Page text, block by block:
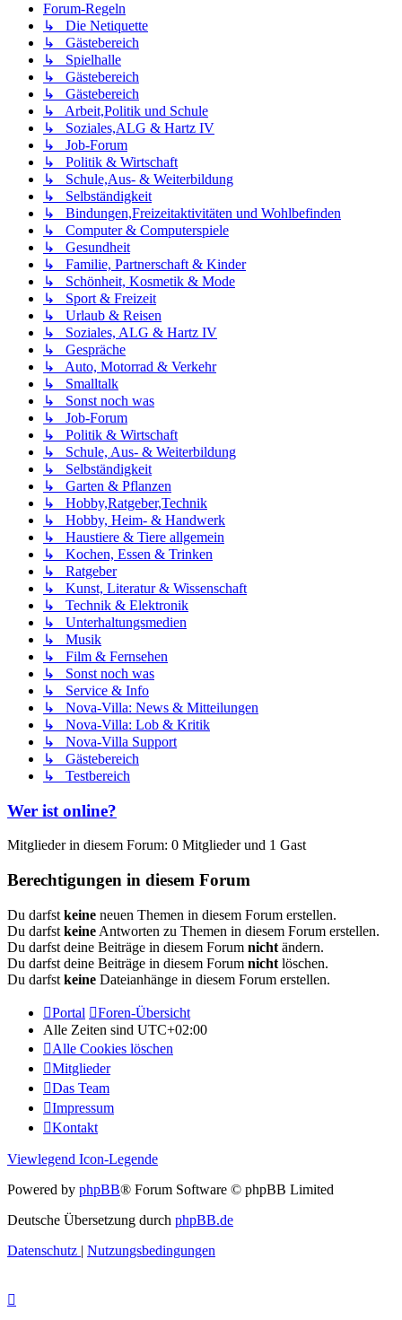
Forum-Regeln
↳ Die Netiquette
↳ Gästebereich
↳ Spielhalle
↳ Gästebereich
↳ Gästebereich
↳ Arbeit,Politik und Schule
↳ Soziales,ALG & Hartz IV
↳ Job-Forum
↳ Politik & Wirtschaft
↳ Schule,Aus- & Weiterbildung
↳ Selbständigkeit
↳ Bindungen,Freizeitaktivitäten und Wohlbefinden
↳ Computer & Computerspiele
↳ Gesundheit
↳ Familie, Partnerschaft & Kinder
↳ Schönheit, Kosmetik & Mode
↳ Sport & Freizeit
↳ Urlaub & Reisen
↳ Soziales, ALG & Hartz IV
↳ Gespräche
↳ Auto, Motorrad & Verkehr
↳ Smalltalk
↳ Sonst noch was
↳ Job-Forum
↳ Politik & Wirtschaft
↳ Schule, Aus- & Weiterbildung
↳ Selbständigkeit
↳ Garten & Pflanzen
↳ Hobby,Ratgeber,Technik
↳ Hobby, Heim- & Handwerk
↳ Haustiere & Tiere allgemein
↳ Kochen, Essen & Trinken
↳ Ratgeber
↳ Kunst, Literatur & Wissenschaft
↳ Technik & Elektronik
↳ Unterhaltungsmedien
↳ Musik
↳ Film & Fernsehen
↳ Sonst noch was
↳ Service & Info
↳ Nova-Villa: News & Mitteilungen
↳ Nova-Villa: Lob & Kritik
↳ Nova-Villa Support
↳ Gästebereich
↳ Testbereich
Wer ist online?
Mitglieder in diesem Forum: 0 Mitglieder und 1 Gast
Berechtigungen in diesem Forum
Du darfst keine neuen Themen in diesem Forum erstellen.
Du darfst keine Antworten zu Themen in diesem Forum erstellen.
Du darfst deine Beiträge in diesem Forum nicht ändern.
Du darfst deine Beiträge in diesem Forum nicht löschen.
Du darfst keine Dateianhänge in diesem Forum erstellen.
Portal
Foren-Übersicht
Alle Zeiten sind UTC+02:00
Alle Cookies löschen
Mitglieder
Das Team
Impressum
Kontakt
Viewlegend Icon-Legende
Powered by phpBB® Forum Software © phpBB Limited
Deutsche Übersetzung durch phpBB.de
Datenschutz | Nutzungsbedingungen